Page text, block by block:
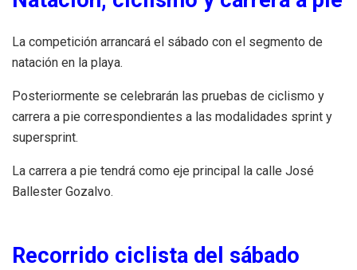
La competición arrancará el sábado con el segmento de
natación en la playa.
Posteriormente se celebrarán las pruebas de ciclismo y
carrera a pie correspondientes a las modalidades sprint y
supersprint.
La carrera a pie tendrá como eje principal la calle José
Ballester Gozalvo.
Recorrido ciclista del sábado